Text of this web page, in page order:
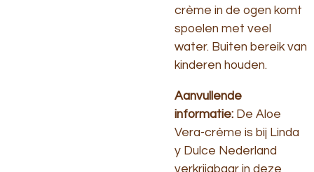
crème in de ogen komt
spoelen met veel
water. Buiten bereik van
kinderen houden.
Aanvullende
informatie: De Aloe
Vera-crème is bij Linda
y Dulce Nederland
verkrijgbaar in deze